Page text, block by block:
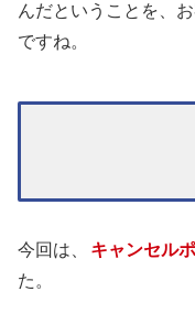
んだということを、
ですね。
今回は、 キャンセル
た。